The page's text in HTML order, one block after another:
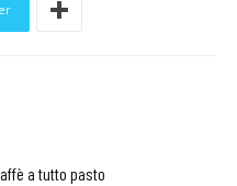
a tutto pasto